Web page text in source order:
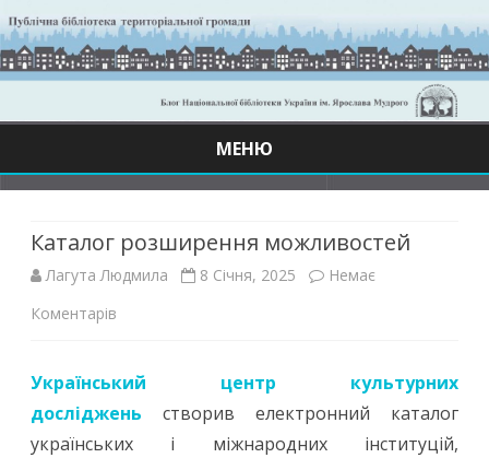
МЕНЮ
Каталог розширення можливостей
Лагута Людмила 8 Січня, 2025
Немає
Коментарів
розширення
можливостей
Український центр культурних
досліджень створив електронний каталог
українських і міжнародних інституцій,